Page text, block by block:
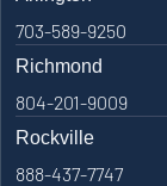
703-589-9250
Richmond
804-201-9009
Rockville
888-437-7747